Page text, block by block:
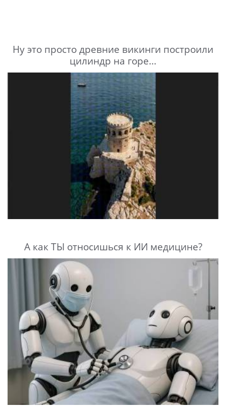
Ну это просто древние викинги построили
цилиндр на горе...
А как ТЫ относишься к ИИ медицине?